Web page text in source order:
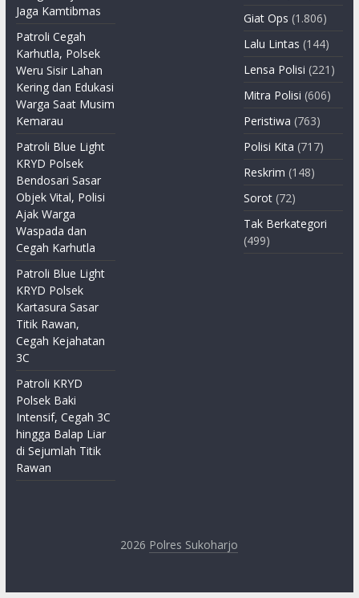
Jaga Kamtibmas
Patroli Cegah
Karhutla, Polsek
Weru Sisir Lahan
Kering dan Edukasi
Warga Saat Musim
Kemarau
Patroli Blue Light
KRYD Polsek
Bendosari Sasar
Objek Vital, Polisi
Ajak Warga
Waspada dan
Cegah Karhutla
Patroli Blue Light
KRYD Polsek
Kartasura Sasar
Titik Rawan,
Cegah Kejahatan
3C
Patroli KRYD
Polsek Baki
Intensif, Cegah 3C
hingga Balap Liar
di Sejumlah Titik
Rawan
Giat Ops (1.806)
Lalu Lintas (144)
Lensa Polisi (221)
Mitra Polisi (606)
Peristiwa (763)
Polisi Kita (717)
Reskrim (148)
Sorot (72)
Tak Berkategori
(499)
2026 Polres Sukoharjo